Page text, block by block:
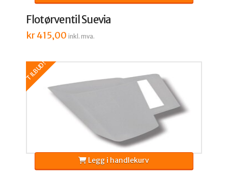
Flotørventil Suevia
kr415,00 inkl. mva.
TILBUD!
Legg i handlekurv